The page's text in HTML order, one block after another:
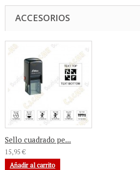
ACCESORIOS
Sello cuadrado pe...
15,95 €
Añadir al carrito